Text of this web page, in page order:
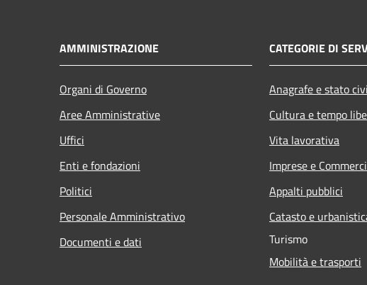
AMMINISTRAZIONE
Organi di Governo
Aree Amministrative
Uffici
Enti e fondazioni
Politici
Personale Amministrativo
Documenti e dati
CATEGORIE DI
Anagrafe e stato
Cultura e tempo
Vita lavorativa
Imprese e
Appalti pubblici
Catasto e
Turismo
Mobilità e trasporti